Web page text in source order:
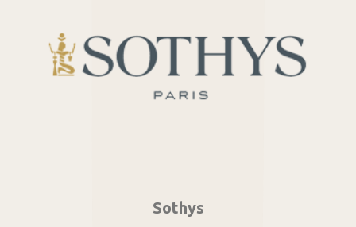
Sothys